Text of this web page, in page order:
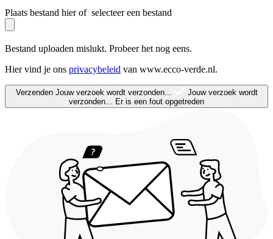
Plaats bestand hier of selecteer een bestand
Bestand uploaden mislukt. Probeer het nog eens.
Hier vind je ons privacybeleid van www.ecco-verde.nl.
Verzenden Jouw verzoek wordt verzonden...
Jouw verzoek wordt
verzonden... Er is een fout opgetreden